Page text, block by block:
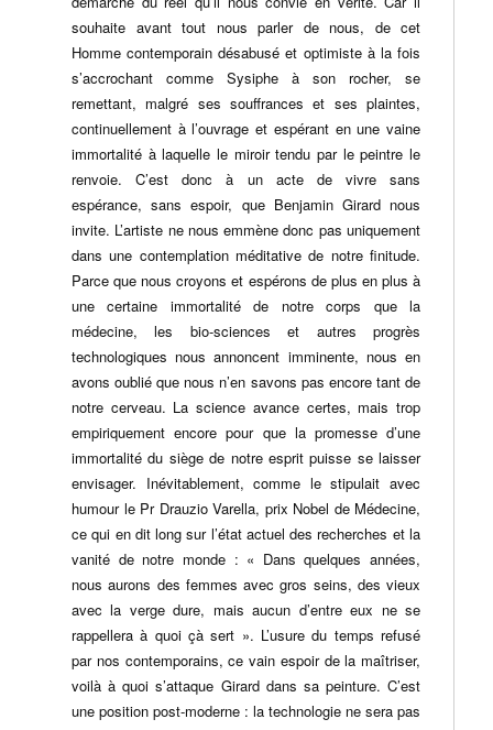
souhaite avant tout nous parler de nous, de cet
Homme contemporain désabusé et optimiste à la fois
s’accrochant comme Sysiphe à son rocher, se
remettant, malgré ses souffrances et ses plaintes,
continuellement à l’ouvrage et espérant en une vaine
immortalité à laquelle le miroir tendu par le peintre le
renvoie. C’est donc à un acte de vivre sans
espérance, sans espoir, que Benjamin Girard nous
invite. L’artiste ne nous emmène donc pas uniquement
dans une contemplation méditative de notre finitude.
Parce que nous croyons et espérons de plus en plus à
une certaine immortalité de notre corps que la
médecine, les bio-sciences et autres progrès
technologiques nous annoncent imminente, nous en
avons oublié que nous n’en savons pas encore tant de
notre cerveau. La science avance certes, mais trop
empiriquement encore pour que la promesse d’une
immortalité du siège de notre esprit puisse se laisser
envisager. Inévitablement, comme le stipulait avec
humour le Pr Drauzio Varella, prix Nobel de Médecine,
ce qui en dit long sur l’état actuel des recherches et la
vanité de notre monde : « Dans quelques années,
nous aurons des femmes avec gros seins, des vieux
avec la verge dure, mais aucun d’entre eux ne se
rappellera à quoi çà sert ». L’usure du temps refusé
par nos contemporains, ce vain espoir de la maîtriser,
voilà à quoi s’attaque Girard dans sa peinture. C’est
une position post-moderne : la technologie ne sera pas